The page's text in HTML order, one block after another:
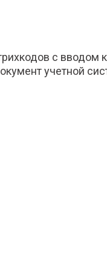
с вводом
учетной